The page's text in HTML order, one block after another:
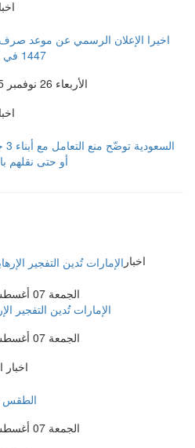
اخيرا الإعلان الرسمي عن موعد
1447 في المملكة العربية السعودية
الأربعاء 26 نوفمبر 2025 10:14 صباحاً
أو حتى نقلهم
اخبار
الجمعة 07 أغسطس 2026 10:04 مساءً
الإمارات تُدين التفجير
الجمعة 07 أغسطس 2026 10:04 مساءً
اخبار
الطقس
الجمعة 07 أغسطس 2026 10:04 مساءً